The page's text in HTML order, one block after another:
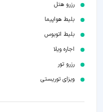
رزرو هتل
بلیط هواپیما
بلیط اتوبوس
اجاره ویلا
رزرو تور
ویزای توریستی